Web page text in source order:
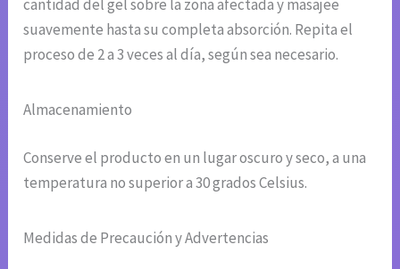
cantidad del gel sobre la zona afectada y masajee
suavemente hasta su completa absorción. Repita el
proceso de 2 a 3 veces al día, según sea necesario.
Almacenamiento
Conserve el producto en un lugar oscuro y seco, a una
temperatura no superior a 30 grados Celsius.
Medidas de Precaución y Advertencias